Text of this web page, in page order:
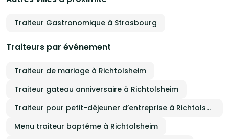
Traiteur Gastronomique à Strasbourg
Traiteurs par événement
Traiteur de mariage à Richtolsheim
Traiteur gateau anniversaire à Richtolsheim
Traiteur pour petit-déjeuner d’entreprise à Richtolsheim
Menu traiteur baptême à Richtolsheim